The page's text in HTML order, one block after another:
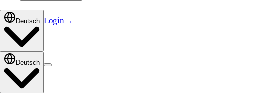
Deutsch Login→
Deutsch